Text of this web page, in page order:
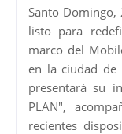
Santo Domingo,
listo para
marco del
en la ciudad de
presentará su
PLAN",
recientes